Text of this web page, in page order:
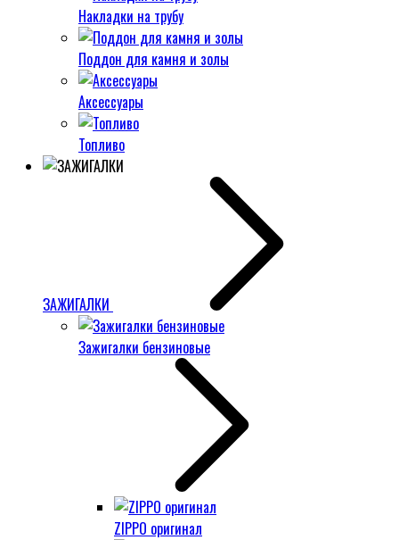
Накладки на трубу
Поддон для камня и золы
Аксессуары
Топливо
ЗАЖИГАЛКИ
Зажигалки бензиновые
ZIPPO оригинал